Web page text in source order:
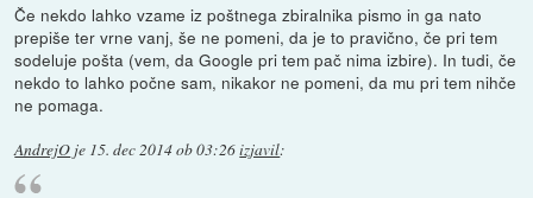
Če nekdo lahko vzame iz poštnega zbiralnika pismo in ga nato
prepiše ter vrne vanj, še ne pomeni, da je to pravično, če pri tem
sodeluje pošta (vem, da Google pri tem pač nima izbire). In tudi, če
nekdo to lahko počne sam, nikakor ne pomeni, da mu pri tem nihče
ne pomaga.
AndrejO je 15. dec 2014 ob 03:26izjavil: